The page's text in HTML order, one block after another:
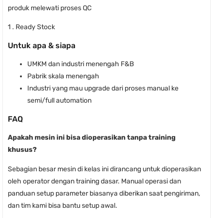
produk melewati proses QC
1 . Ready Stock
Untuk apa & siapa
UMKM dan industri menengah F&B
Pabrik skala menengah
Industri yang mau upgrade dari proses manual ke
semi/full automation
FAQ
Apakah mesin ini bisa dioperasikan tanpa training
khusus?
Sebagian besar mesin di kelas ini dirancang untuk dioperasikan
oleh operator dengan training dasar. Manual operasi dan
panduan setup parameter biasanya diberikan saat pengiriman,
dan tim kami bisa bantu setup awal.